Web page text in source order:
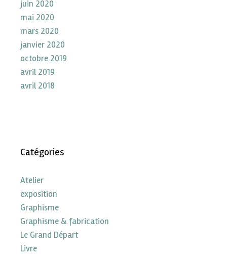
juin 2020
mai 2020
mars 2020
janvier 2020
octobre 2019
avril 2019
avril 2018
Catégories
Atelier
exposition
Graphisme
Graphisme & fabrication
Le Grand Départ
Livre